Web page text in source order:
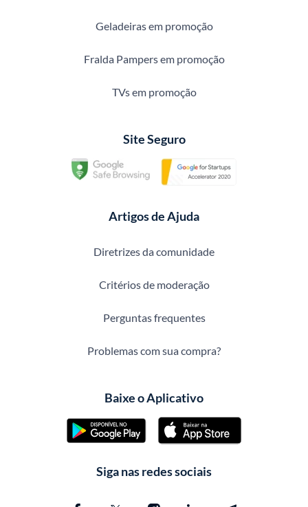
Geladeiras em promoção
Fralda Pampers em promoção
TVs em promoção
Site Seguro
Artigos de Ajuda
Diretrizes da comunidade
Critérios de moderação
Perguntas frequentes
Problemas com sua compra?
Baixe o Aplicativo
Siga nas redes sociais